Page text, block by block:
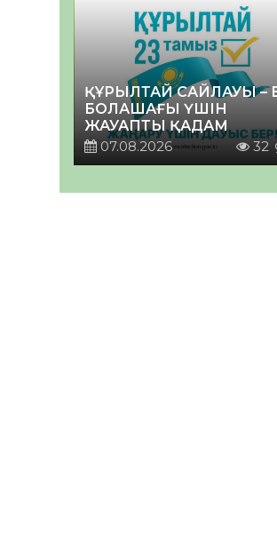
ҚҰРЫЛТАЙ САЙЛАУЫ –
БОЛАШАҒЫ ҮШІН
ЖАУАПТЫ ҚАДАМ
07.08.2026
32